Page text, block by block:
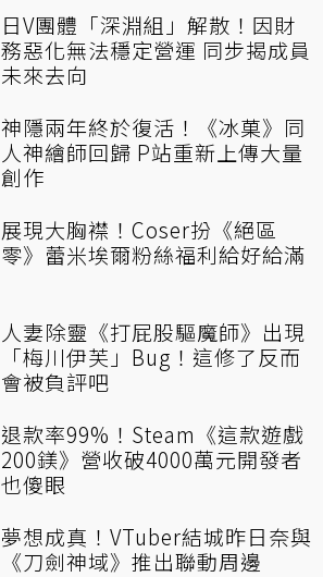
日V團體「深淵組」解散！因財
務惡化無法穩定營運 同步揭成員
未來去向
神隱兩年終於復活！《冰菓》同
人神繪師回歸 P站重新上傳大量
創作
展現大胸襟！Coser扮《絕區
零》蕾米埃爾粉絲福利給好給滿
人妻除靈《打屁股驅魔師》出現
「梅川伊芙」Bug！這修了反而
會被負評吧
退款率99%！Steam《這款遊戲
200鎂》營收破4000萬元開發者
也傻眼
夢想成真！VTuber結城昨日奈與
《刀劍神域》推出聯動周邊